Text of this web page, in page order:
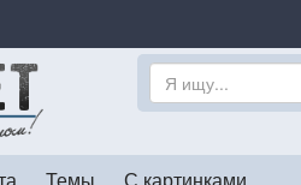
Темы С картинками